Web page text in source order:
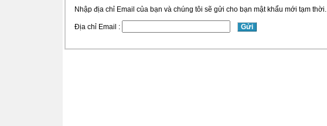
Nhập địa chỉ Email của bạn và chúng tôi sẽ gửi cho bạn mật khẩu mới tạm thời.
Địa chỉ Email :